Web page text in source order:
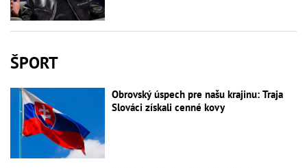
ŠPORT
Obrovský úspech pre našu krajinu: Traja
Slováci získali cenné kovy